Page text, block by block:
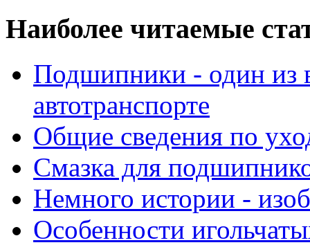
Наиболее читаемые
Подшипники - один из
автотранспорте
Общие сведения по
Смазка для
Немного истории -
Особенности